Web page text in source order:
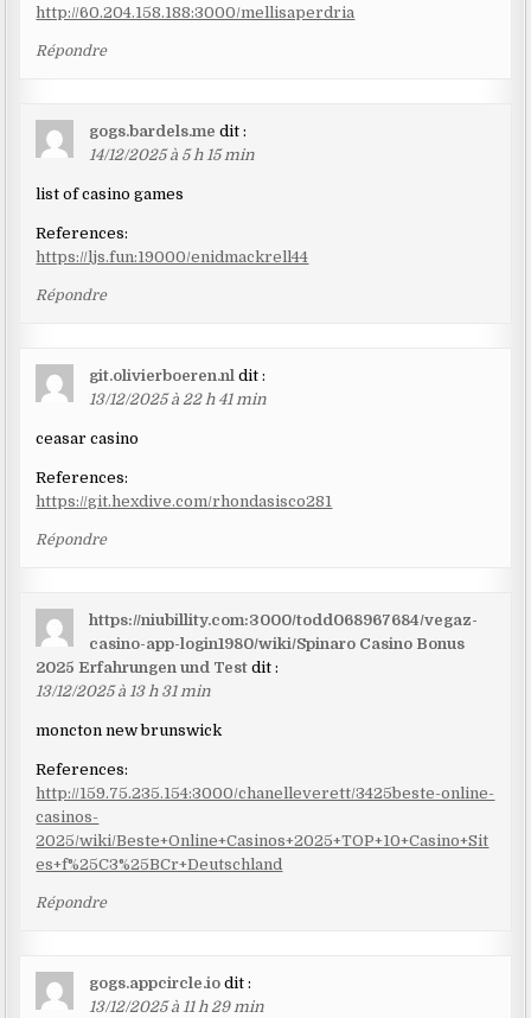
http://60.204.158.188:3000/mellisaperdria
Répondre
gogs.bardels.me dit :
14/12/2025 à 5 h 15 min
list of casino games
References:
https://ljs.fun:19000/enidmackrell44
Répondre
git.olivierboeren.nl dit :
13/12/2025 à 22 h 41 min
ceasar casino
References:
https://git.hexdive.com/rhondasisco281
Répondre
https://niubillity.com:3000/todd068967684/vegaz-
casino-app-login1980/wiki/Spinaro Casino Bonus
2025 Erfahrungen und Test dit :
13/12/2025 à 13 h 31 min
moncton new brunswick
References:
http://159.75.235.154:3000/chanelleverett/3425beste-online-
casinos-
2025/wiki/Beste+Online+Casinos+2025+TOP+10+Casino+Sit
es+f%25C3%25BCr+Deutschland
Répondre
gogs.appcircle.io dit :
13/12/2025 à 11 h 29 min